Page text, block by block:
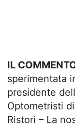
IL
sperimentata
presidente
Optometristi
Ristori – La